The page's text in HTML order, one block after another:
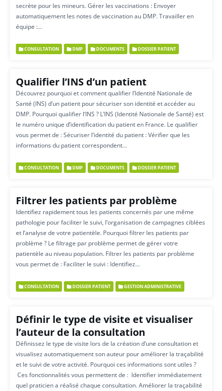
secrète pour les mineurs. Gérer les vaccinations : Envoyer
automatiquement les notes de vaccination au DMP. Travailler en
équipe :…
CONSULTATION DMP DOCUMENTS DOSSIER PATIENT
Qualifier l’INS d’un patient
Découvrez pourquoi et comment qualifier l’Identité Nationale de
Santé (INS) d’un patient pour sécuriser son identité et accéder au
DMP. Pourquoi qualifier l’INS ? L’INS (Identité Nationale de Santé) est
le numéro unique d’identification du patient en France. Le qualifier
vous permet de : Sécuriser l’identité du patient : Vérifier que les
informations du patient correspondent…
CONSULTATION DMP DOCUMENTS DOSSIER PATIENT
Filtrer les patients par problème
Identifiez rapidement tous les patients concernés par une même
pathologie pour faciliter le suivi, l’organisation de campagnes ciblées
et l’analyse de votre patientèle. Pourquoi filtrer les patients par
problème ? Le filtrage par problème permet de gérer votre
patientèle au niveau population. Filtrer les patients par problème
vous permet de : Faciliter le suivi : Identifiez…
CONSULTATION DOSSIER PATIENT GESTION ADMINISTRATIVE
Définir le type de visite et visualiser
l’auteur de la consultation
Définissez le type de visite lors de la création d’une consultation et
visualisez automatiquement son auteur pour améliorer la traçabilité
et le suivi de votre activité. Pourquoi ces informations sont utiles ?
Ces fonctionnalités vous permettent de : Identifier immédiatement
quel praticien a réalisé chaque consultation. Améliorer la traçabilité